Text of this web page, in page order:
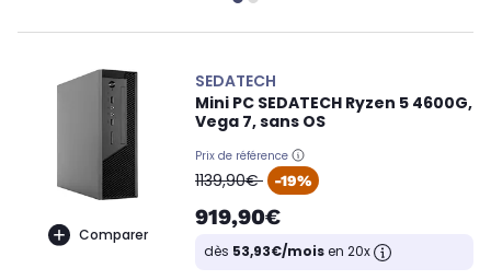
Comparer
SEDATECH
Mini PC SEDATECH Ryzen 5 4600G,
Vega 7, sans OS
Prix de référence
oldPrice
1139,90€ -19%
919,90€
dès 53,93€/moisen 20x